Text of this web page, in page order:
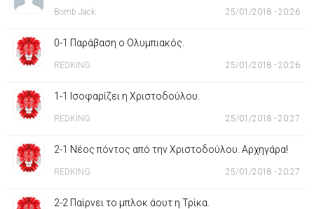
Bomb Jack 25/01/2018 - 20:26
0-1 Παράβαση ο Ολυμπιακός.
REDKING 25/01/2018 - 20:26
1-1 Ισοφαρίζει η Χριστοδούλου.
REDKING 25/01/2018 - 20:27
2-1 Νέος πόντος από την Χριστοδούλου. Αρχηγάρα!
REDKING 25/01/2018 - 20:27
2-2 Παίρνει το μπλοκ άουτ η Τρίκα.